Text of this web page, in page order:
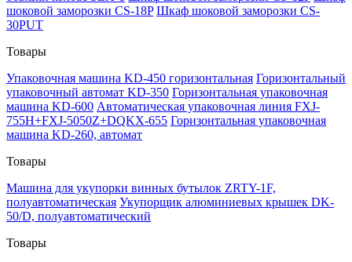
шоковой заморозки CS-18P Шкаф шоковой заморозки CS-
30PUT
Товары
Упаковочная машина KD-450 горизонтальная Горизонтальный
упаковочный автомат KD-350 Горизонтальная упаковочная
машина KD-600 Автоматическая упаковочная линия FXJ-
755H+FXJ-5050Z+DQKX-655 Горизонтальная упаковочная
машина KD-260, автомат
Товары
Машина для укупорки винных бутылок ZRTY-1F,
полуавтоматическая Укупорщик алюминиевых крышек DK-
50/D, полуавтоматический
Товары